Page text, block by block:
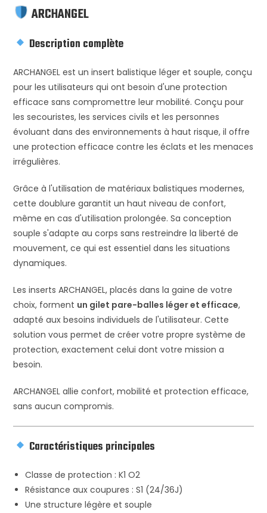
ARCHANGEL
Description complète
ARCHANGEL est un insert balistique léger et souple, conçu
pour les utilisateurs qui ont besoin d'une protection
efficace sans compromettre leur mobilité. Conçu pour
les secouristes, les services civils et les personnes
évoluant dans des environnements à haut risque, il offre
une protection efficace contre les éclats et les menaces
irrégulières.
Grâce à l'utilisation de matériaux balistiques modernes,
cette doublure garantit un haut niveau de confort,
même en cas d'utilisation prolongée. Sa conception
souple s'adapte au corps sans restreindre la liberté de
mouvement, ce qui est essentiel dans les situations
dynamiques.
Les inserts ARCHANGEL, placés dans la gaine de votre
choix, forment un gilet pare-balles léger et efficace,
adapté aux besoins individuels de l'utilisateur. Cette
solution vous permet de créer votre propre système de
protection, exactement celui dont votre mission a
besoin.
ARCHANGEL allie confort, mobilité et protection efficace,
sans aucun compromis.
Caractéristiques principales
Classe de protection : K1 O2
Résistance aux coupures : S1 (24/36J)
Une structure légère et souple